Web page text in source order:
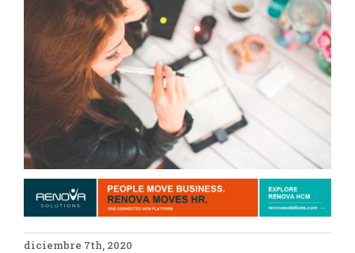
grande
diciembre 7th, 2020